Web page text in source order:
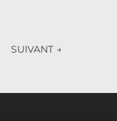
SUIVANT →